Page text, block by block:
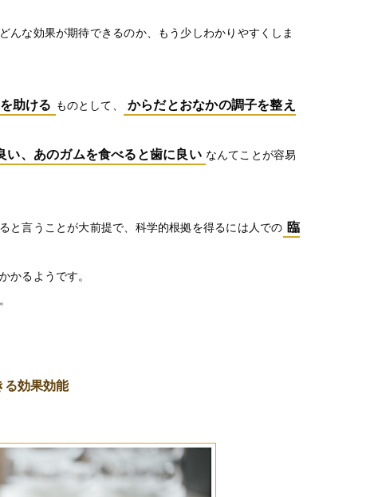
んな効果が期待できるのか、もう少しわかりやすくしま
助ける ものとして、
からだとおなかの調子を整え
い、あのガムを食べると歯に良い なんてことが容易
と言うことが大前提で、科学的根拠を得るには人での 臨
かるようです。
効果効能